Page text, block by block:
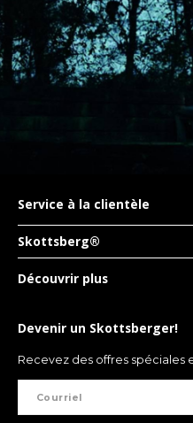
Skottsberg®
Service à la clientèle
Découvrir plus
Devenir un Skottsberger!
Recevez des offres spéciales